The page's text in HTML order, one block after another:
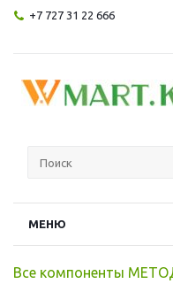
+7 727 31 22 666
МЕНЮ
Все компоненты